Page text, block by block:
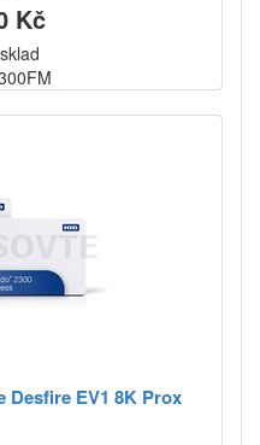
Kč
Desfire EV1 8K Prox